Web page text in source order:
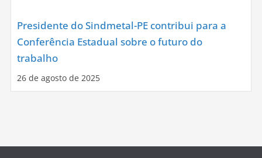
Presidente do Sindmetal-PE contribui para a
Conferência Estadual sobre o futuro do
trabalho
26 de agosto de 2025